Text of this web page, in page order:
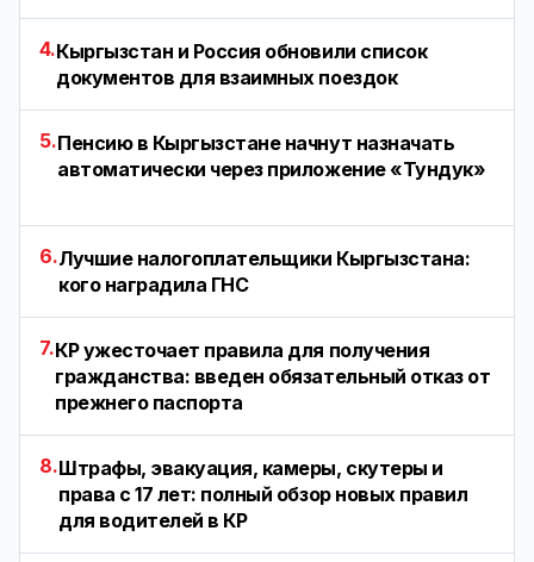
4.Кыргызстан и Россия обновили список
документов для взаимных поездок
5.Пенсию в Кыргызстане начнут назначать
автоматически через приложение «Тундук»
6.Лучшие налогоплательщики Кыргызстана:
кого наградила ГНС
7.КР ужесточает правила для получения
гражданства: введен обязательный отказ от
прежнего паспорта
8.Штрафы, эвакуация, камеры, скутеры и
права с 17 лет: полный обзор новых правил
для водителей в КР